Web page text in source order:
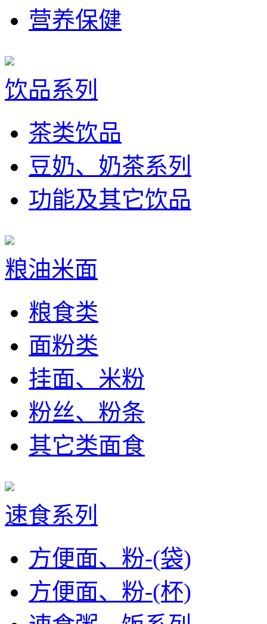
营养保健
饮品系列
茶类饮品
豆奶、奶茶系列
功能及其它饮品
粮油米面
粮食类
面粉类
挂面、米粉
粉丝、粉条
其它类面食
速食系列
方便面、粉-(袋)
方便面、粉-(杯)